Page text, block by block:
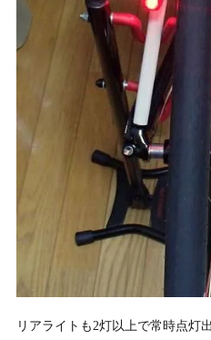
リアライトも2灯以上で常時点灯